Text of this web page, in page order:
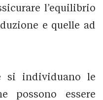
l’equilibrio
e quelle ad
si individuano le
possono essere